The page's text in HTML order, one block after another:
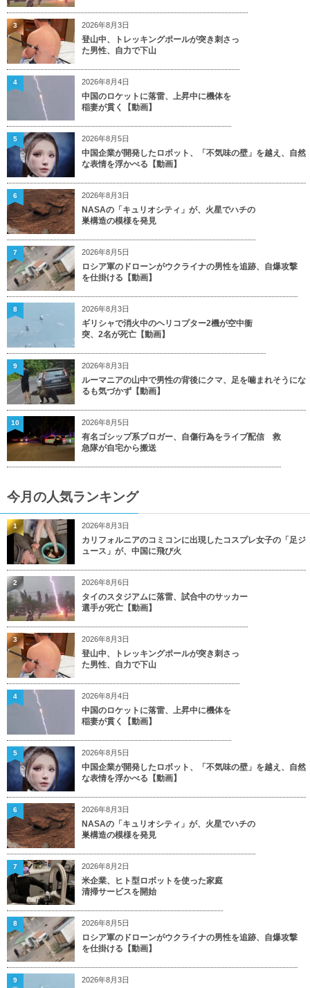
2026年8月3日
登山中、トレッキングポールが突き刺さっ
た男性、自力で下山
3
2026年8月4日
中国のロケットに落雷、上昇中に機体を
稲妻が貫く【動画】
4
2026年8月5日
中国企業が開発したロボット、「不気味の壁」を越え、自然
な表情を浮かべる【動画】
5
2026年8月3日
NASAの「キュリオシティ」が、火星でハチの
巣構造の模様を発見
6
2026年8月5日
ロシア軍のドローンがウクライナの男性を追跡、自爆攻撃
を仕掛ける【動画】
7
2026年8月3日
ギリシャで消火中のヘリコプター2機が空中衝
突、2名が死亡【動画】
8
2026年8月3日
ルーマニアの山中で男性の背後にクマ、足を噛まれそうにな
るも気づかず【動画】
9
2026年8月5日
有名ゴシップ系ブロガー、自傷行為をライブ配信 救
急隊が自宅から搬送
10
今月の人気ランキング
2026年8月3日
カリフォルニアのコミコンに出現したコスプレ女子の「足ジ
ュース」が、中国に飛び火
1
2026年8月6日
タイのスタジアムに落雷、試合中のサッカー
選手が死亡【動画】
2
2026年8月3日
登山中、トレッキングポールが突き刺さっ
た男性、自力で下山
3
2026年8月4日
中国のロケットに落雷、上昇中に機体を
稲妻が貫く【動画】
4
2026年8月5日
中国企業が開発したロボット、「不気味の壁」を越え、自然
な表情を浮かべる【動画】
5
2026年8月3日
NASAの「キュリオシティ」が、火星でハチの
巣構造の模様を発見
6
2026年8月2日
米企業、ヒト型ロボットを使った家庭
清掃サービスを開始
7
2026年8月5日
ロシア軍のドローンがウクライナの男性を追跡、自爆攻撃
を仕掛ける【動画】
8
2026年8月3日
9